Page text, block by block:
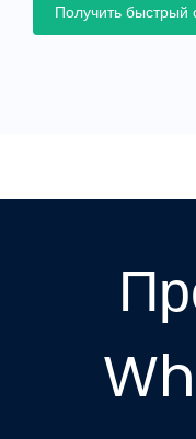
Получить быстрый